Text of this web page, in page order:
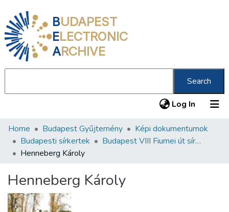
BUDAPEST
ELECTRONIC
ARCHIVE
Search
Log In (current)
Communities & Collections
All of DSpace
About us
Home Budapest Gyűjtemény
Képi dokumentumok
Budapesti sírkertek
Budapest VIII Fiumei út sírkert 1. rész
Henneberg Károly
Henneberg Károly